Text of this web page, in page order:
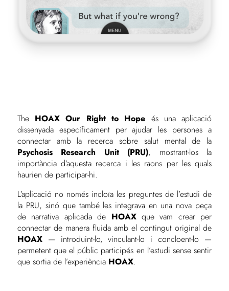
The HOAX Our Right to Hope és una aplicació
dissenyada específicament per ajudar les persones a
connectar amb la recerca sobre salut mental de la
Psychosis Research Unit (PRU), mostrant-los la
importància d’aquesta recerca i les raons per les quals
haurien de participar-hi.
L’aplicació no només incloïa les preguntes de l’estudi de
la PRU, sinó que també les integrava en una nova peça
de narrativa aplicada de HOAXque vam crear per
connectar de manera fluida amb el contingut original de
HOAX— introduint-lo, vinculant-lo i concloent-lo —
permetent que el públic participés en l’estudi sense sentir
que sortia de l’experiència HOAX.